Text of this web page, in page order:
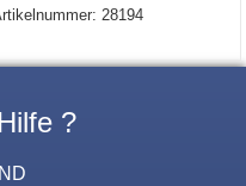
28194
?